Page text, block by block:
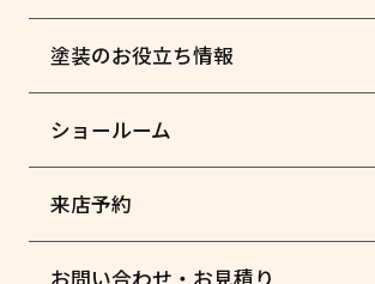
塗装のお役立ち情報
ショールーム
来店予約
お問い合わせ・お見積り